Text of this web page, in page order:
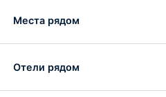
Места рядом
Отели рядом